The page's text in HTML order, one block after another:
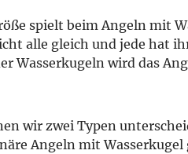
spielt beim Angeln mit
alle gleich und jede hat
Wasserkugeln wird das
wir zwei Typen
Angeln mit